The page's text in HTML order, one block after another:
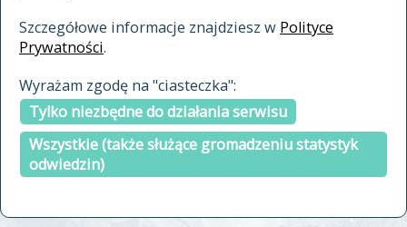
Szczegółowe informacje znajdziesz w Polityce
Prywatności.
Wyrażam zgodę na "ciasteczka":
Tylko niezbędne do działania serwisu
Wszystkie (także służące gromadzeniu statystyk
odwiedzin)
indeksie
a fronte
a tergo